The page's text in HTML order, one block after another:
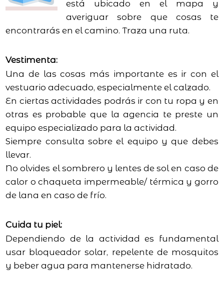
está ubicado en el mapa y
averiguar sobre que cosas te
encontrarás en el camino. Traza una ruta.
Vestimenta:
Una de las cosas más importante es ir con el
vestuario adecuado, especialmente el calzado.
En ciertas actividades podrás ir con tu ropa y en
otras es probable que la agencia te preste un
equipo especializado para la actividad.
Siempre consulta sobre el equipo y que debes
llevar.
No olvides el sombrero y lentes de sol en caso de
calor o chaqueta impermeable/ térmica y gorro
de lana en caso de frío.
Cuida tu piel:
Dependiendo de la actividad es fundamental
usar bloqueador solar, repelente de mosquitos
y beber agua para mantenerse hidratado.